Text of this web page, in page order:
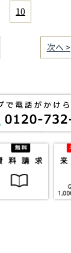
10
次へ >